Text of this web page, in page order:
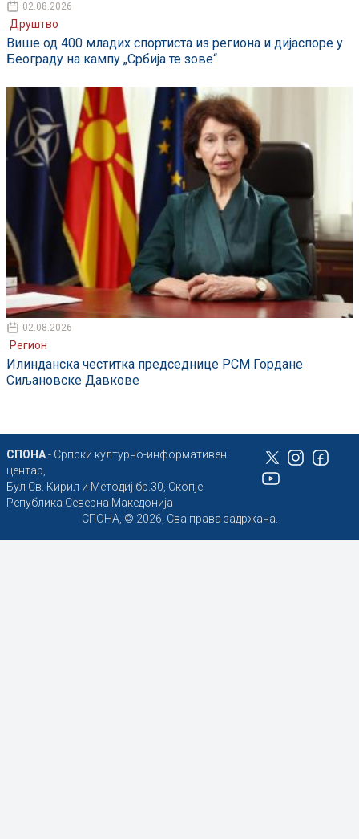
02.08.2026
Друштво
Више од 400 младих спортиста из региона и дијаспоре у
Београду на кампу „Србија те зове“
02.08.2026
Регион
Илинданска честитка председнице РСМ Гордане
Сиљановске Давкове
СПОНА- Српски културно-информативен
центар,
Бул Св. Кирил и Методиј бр.30, Скопје
Република Северна Македонија
СПОНА, © 2026, Сва права задржана.